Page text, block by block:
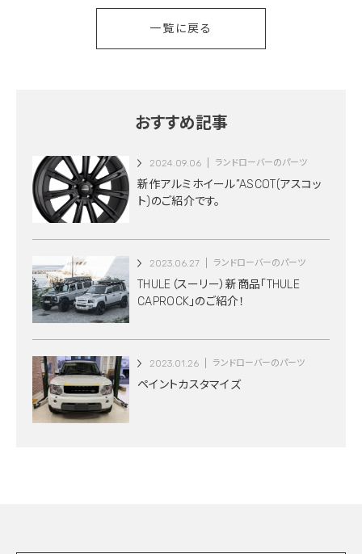
一覧に戻る
おすすめ記事
2024.09.06 ランドローバーのパーツ
新作アルミホイール”ASCOT(アスコッ
ト)のご紹介です。
2023.06.27 ランドローバーのパーツ
THULE（スーリー）新商品「THULE
CAPROCK」のご紹介！
2023.01.26 ランドローバーのパーツ
ペイントカスタマイズ